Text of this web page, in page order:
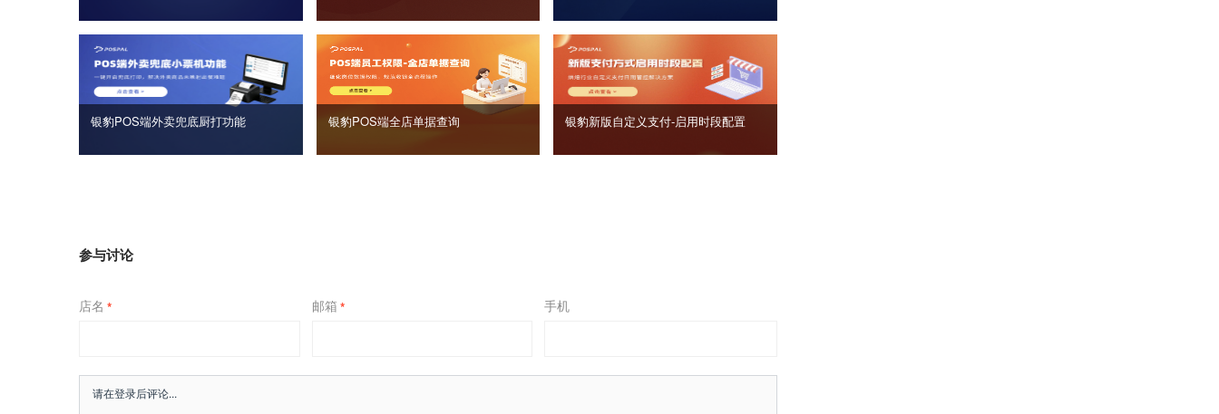
银豹POS端外卖兜底厨打功能 银豹POS端全店单据查询 银豹新版自定义支付‑启用时段配置
参与讨论
店名 * 邮箱 * 手机